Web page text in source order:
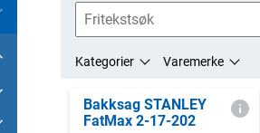
Kategorier Varemerke
Bakksag STANLEY
FatMax 2-17-202